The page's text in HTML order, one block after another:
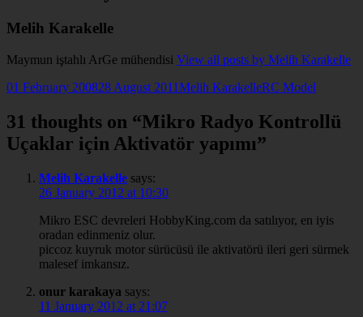
Melih Karakelle
Maymun iştahlı ArGe mühendisi View all posts by Melih Karakelle
Posted
01 February 200828 August 2011Author
Melih KarakelleCategories
RC Model
31 thoughts on “Mikro Radyo Kontrollü
Uçaklar için Aktivatör yapımı”
Melih Karakelle says:
26 January 2012 at 10:30
Mikro ESC devreleri HobbyKing.com da satılıyor, en iyis
oradan edinmeniz olur.
piccoz kuyruk motor sürücüsü ile aktivatörü ileri geri sürmek
malesef imkansız.
onur karakaya says:
11 January 2012 at 21:07